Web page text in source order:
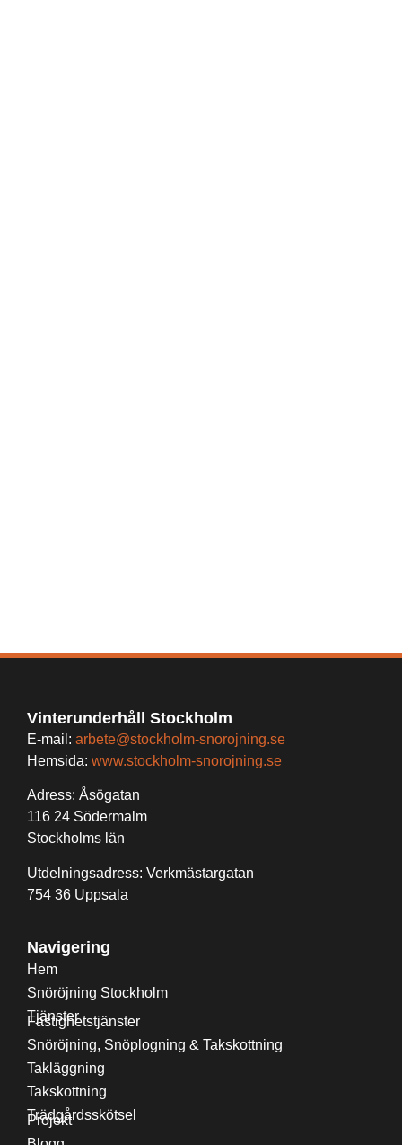
Vinterunderhåll Stockholm
E-mail: arbete@stockholm-snorojning.se
Hemsida: www.stockholm-snorojning.se
Adress: Åsögatan
116 24 Södermalm
Stockholms län
Utdelningsadress: Verkmästargatan
754 36 Uppsala
Navigering
Hem
Snöröjning Stockholm
Tjänster
Fastighetstjänster
Snöröjning, Snöplogning & Takskottning
Takläggning
Takskottning
Trädgårdsskötsel
Projekt